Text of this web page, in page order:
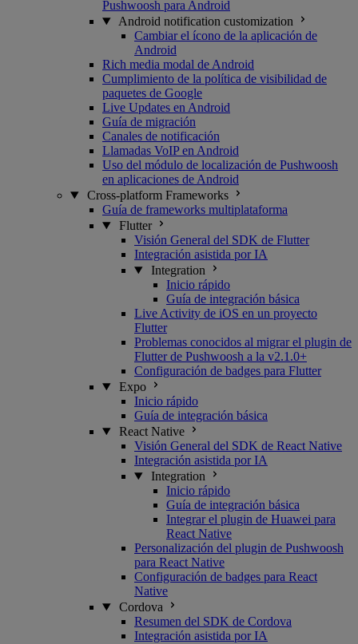
Pushwoosh para Android
Android notification customization
Cambiar el ícono de la aplicación de
Android
Rich media modal de Android
Cumplimiento de la política de visibilidad de
paquetes de Google
Live Updates en Android
Guía de migración
Canales de notificación
Llamadas VoIP en Android
Uso del módulo de localización de Pushwoosh
en aplicaciones de Android
Cross-platform Frameworks
Guía de frameworks multiplataforma
Flutter
Visión General del SDK de Flutter
Integración asistida por IA
Integration
Inicio rápido
Guía de integración básica
Live Activity de iOS en un proyecto
Flutter
Problemas conocidos al migrar el plugin de
Flutter de Pushwoosh a la v2.1.0+
Configuración de badges para Flutter
Expo
Inicio rápido
Guía de integración básica
React Native
Visión General del SDK de React Native
Integración asistida por IA
Integration
Inicio rápido
Guía de integración básica
Integrar el plugin de Huawei para
React Native
Personalización del plugin de Pushwoosh
para React Native
Configuración de badges para React
Native
Cordova
Resumen del SDK de Cordova
Integración asistida por IA